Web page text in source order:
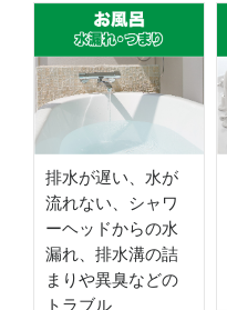
排水が遅い、水が
流れない、シャワ
ーヘッドからの水
漏れ、排水溝の詰
まりや異臭などの
トラブル